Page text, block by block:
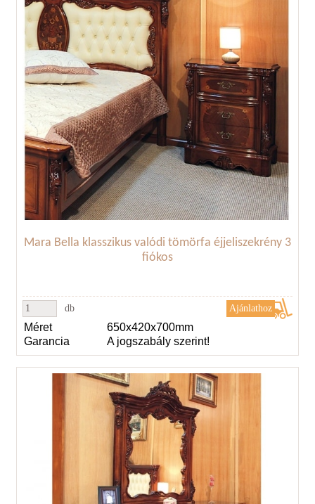
Mara Bella klasszikus valódi tömörfa éjjeliszekrény 3
fiókos
db
Méret
650x420x700mm
Garancia
A jogszabály szerint!